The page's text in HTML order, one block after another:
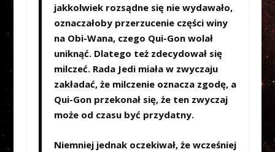
jakkolwiek rozsądne się nie wydawało,
oznaczałoby przerzucenie części winy
na Obi-Wana, czego Qui-Gon wolał
uniknąć. Dlatego też zdecydował się
milczeć. Rada Jedi miała w zwyczaju
zakładać, że milczenie oznacza zgodę, a
Qui-Gon przekonał się, że ten zwyczaj
może od czasu być przydatny.
Niemniej jednak oczekiwał, że wcześniej